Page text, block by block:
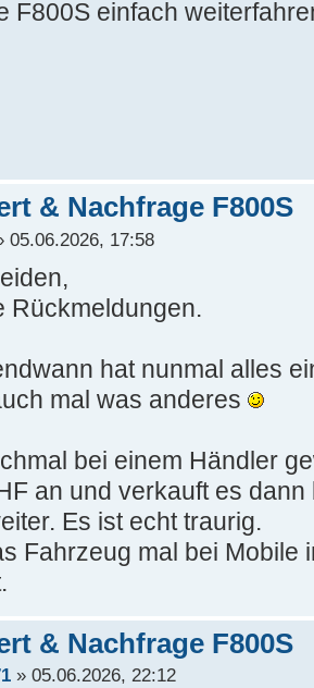
F800S einfach
& Nachfrage F800S
05.06.2026, 17:58
Rückmeldungen.
hat nunmal alles
mal was anderes
bei einem Händler
an und verkauft es
Es ist echt traurig.
Fahrzeug mal bei Mobile
& Nachfrage F800S
» 05.06.2026, 22:12